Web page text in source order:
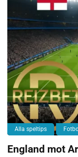
Alla speltips
England mot